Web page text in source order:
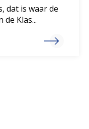
dat is waar de
Klas...